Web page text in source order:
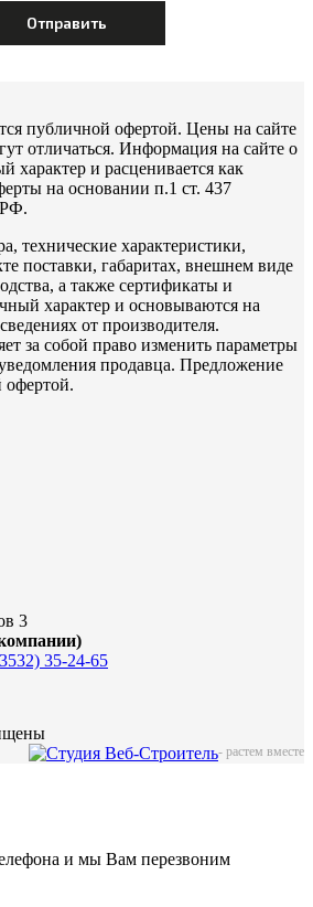
публичной офертой. Цены на сайте
отличаться. Информация на сайте о
характер и расценивается как
на основании п.1 ст. 437
РФ.
технические характеристики,
поставки, габаритах, внешнем виде
а также сертификаты и
характер и основываются на
от производителя.
за собой право изменить параметры
продавца. Предложение
офертой.
3
35-24-65
- растем вместе
и мы Вам перезвоним